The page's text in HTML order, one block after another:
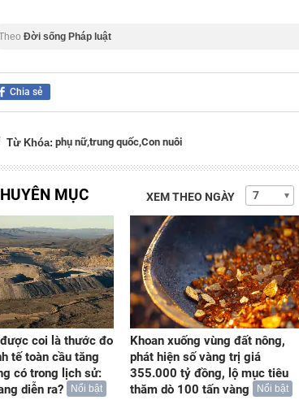
Đời sống Pháp luật
Chia sẻ
Từ Khóa: phụ nữ,trung quốc,Con nuôi
MỤC XEM THEO NGÀY
coi là thước đo
tế toàn cầu tăng
có trong lịch sử:
diễn ra?
Nổi bật
Khoan xuống vùng đất nông,
phát hiện số vàng trị giá
355.000 tỷ đồng, lộ mục tiêu
thăm dò 100 tấn vàng
Nổi bật